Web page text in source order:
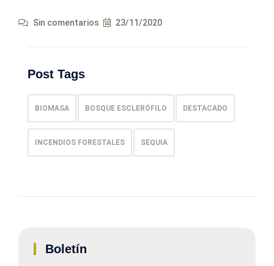
Sin comentarios 23/11/2020
Post Tags
BIOMASA BOSQUE ESCLERÓFILO DESTACADO
INCENDIOS FORESTALES SEQUIA
Boletín